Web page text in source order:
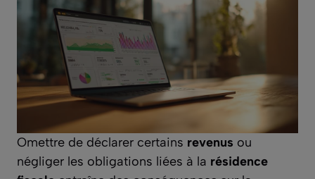
Omettre de déclarer certains revenus ou
négliger les obligations liées à la résidence